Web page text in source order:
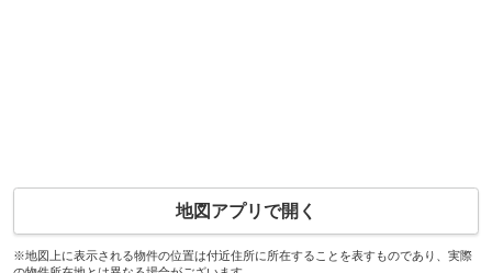
地図アプリで開く
※地図上に表示される物件の位置は付近住所に所在することを表すものであり、実際